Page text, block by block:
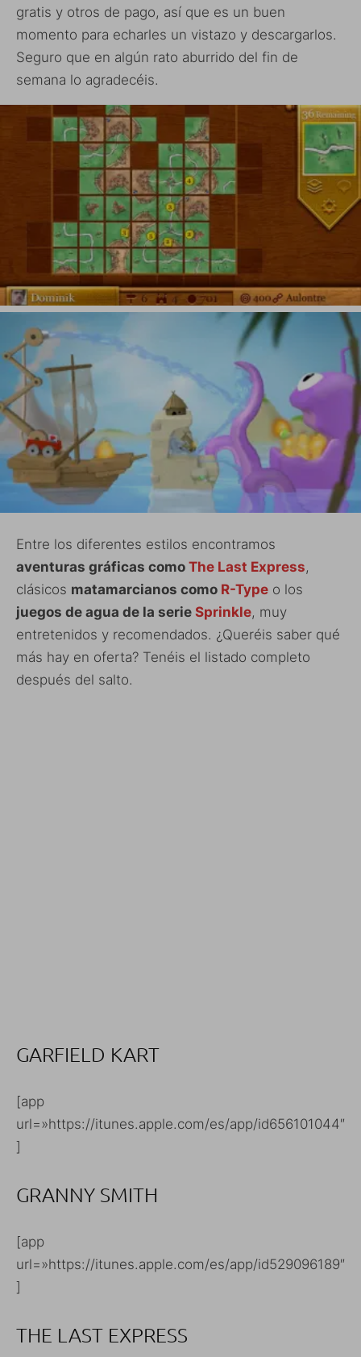
gratis y otros de pago, así que es un buen
momento para echarles un vistazo y descargarlos.
Seguro que en algún rato aburrido del fin de
semana lo agradecéis.
Entre los diferentes estilos encontramos
aventuras gráficas como The Last Express,
clásicos matamarcianos como R-Type o los
juegos de agua de la serie Sprinkle, muy
entretenidos y recomendados. ¿Queréis saber qué
más hay en oferta? Tenéis el listado completo
después del salto.
GARFIELD KART
[app
url=»https://itunes.apple.com/es/app/id656101044″
]
GRANNY SMITH
[app
url=»https://itunes.apple.com/es/app/id529096189″
]
THE LAST EXPRESS